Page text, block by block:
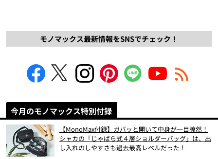
モノマックス最新情報をSNSでチェック！
今月のモノマックス特別付録
【MonoMax付録】ガバッと開いて中身が一目瞭然！
シャカの「じゃばら式４層ショルダーバッグ」は、出
し入れのしやすさも過去最高レベルだった！